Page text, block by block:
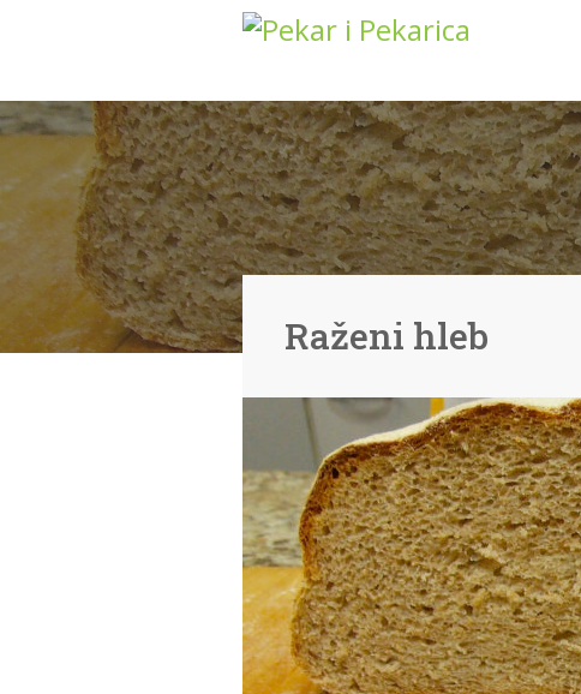
Raženi hleb